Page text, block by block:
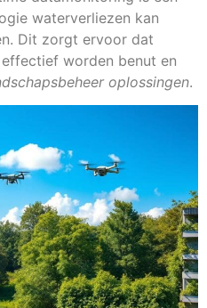
waterverliezen kan
Dit zorgt ervoor dat
worden benut en
oplossingen.